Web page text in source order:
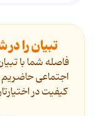
تبیان را
فاصله شما با
اجتماعی حاضریم
کیفیت در